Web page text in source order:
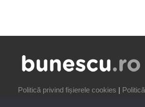
Politică privind fișierele cookies |